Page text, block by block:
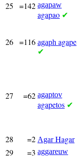
25 =142 agapaw
agapao ✔
26 =116 agaph agape
✔
27
=62 agaptov
agapetos ✔
28
=2 AgarHagar
29
=3 aggareuw